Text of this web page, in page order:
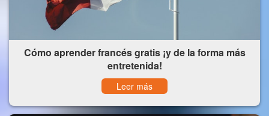
Cómo aprender francés gratis ¡y de la forma más
entretenida!
Leer más